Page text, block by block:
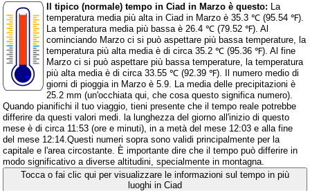
Il tipico (normale) tempo in Ciad in Marzo è questo: La
temperatura media più alta in Ciad in Marzo è 35.3 ℃ (95.54 ℉).
La temperatura media più bassa è 26.4 ℃ (79.52 ℉). Al
cominciando Marzo ci si può aspettare più bassa temperature, la
temperatura più alta media è di circa 35.2 ℃ (95.36 ℉). Al fine
Marzo ci si può aspettare più bassa temperature, la temperatura
più alta media è di circa 33.55 ℃ (92.39 ℉). Il numero medio di
giorni di pioggia in Marzo è 5.9. La media delle precipitazioni è
25.2 mm (un'occhiata qui, che cosa questo significa numero).
Quando pianifichi il tuo viaggio, tieni presente che il tempo reale potrebbe
differire da questi valori medi. la lunghezza del giorno all'inizio di questo
mese è di circa 11:53 (ore e minuti), in a metà del mese 12:03 e alla fine
del mese 12:14.Questi numeri sopra sono validi principalmente per la
capitale e l'area circostante. È importante dire che il tempo può differire in
modo significativo a diverse altitudini, specialmente in montagna.
Tocca o fai clic qui per visualizzare le informazioni sul tempo in più
luoghi in Ciad